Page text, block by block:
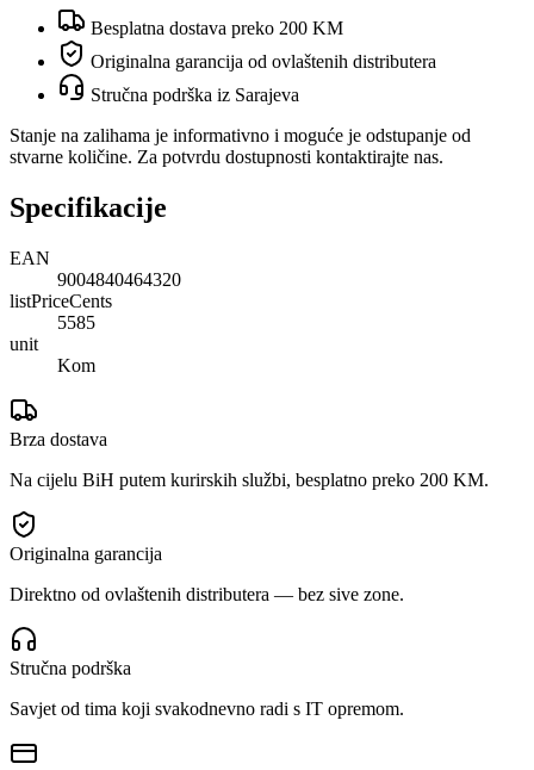
Besplatna dostava preko 200 KM
Originalna garancija od ovlaštenih distributera
Stručna podrška iz Sarajeva
Stanje na zalihama je informativno i moguće je odstupanje od
stvarne količine. Za potvrdu dostupnosti kontaktirajte nas.
Specifikacije
EAN
9004840464320
listPriceCents
5585
unit
Kom
Brza dostava
Na cijelu BiH putem kurirskih službi, besplatno preko 200 KM.
Originalna garancija
Direktno od ovlaštenih distributera — bez sive zone.
Stručna podrška
Savjet od tima koji svakodnevno radi s IT opremom.